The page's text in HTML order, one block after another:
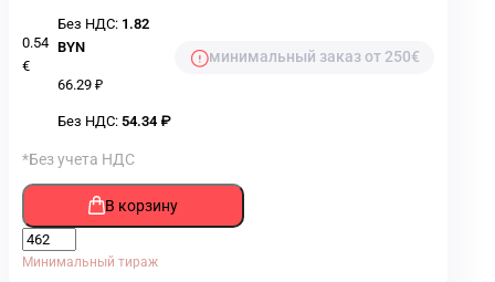
0.54
€
Без НДС: 1.82
BYN
66.29 ₽
Без НДС:54.34 ₽
минимальный заказ от 250€
*Без учета НДС
В корзину
Минимальный тираж